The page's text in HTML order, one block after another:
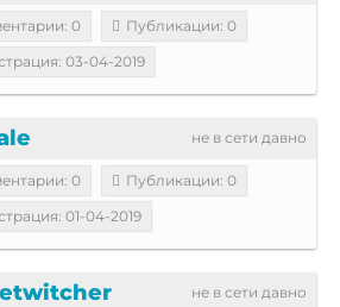
0
Публикации: 0
03-04-2019
не в сети давно
0
Публикации: 0
01-04-2019
не в сети давно